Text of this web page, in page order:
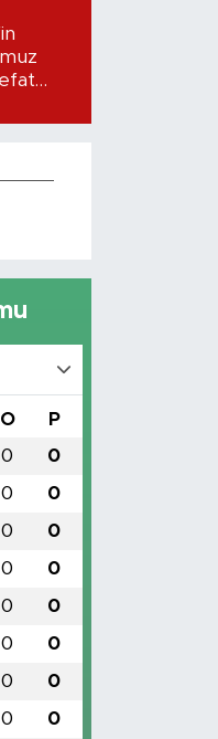
O P
0 0
0 0
0 0
0 0
0 0
0 0
0 0
0 0